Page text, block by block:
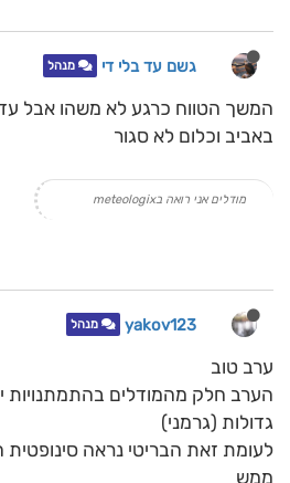
גשם עד בלי די מנהל
המשך הטווח כרגע לא משהו אבל
באביב וכלום לא סגור
מודלים אני רואה בmeteologix
yakov123 מנהל
ערב טוב
הערב חלק מהמודלים בהתמתנויות
גדולות (גרמני)
לעומת זאת הבריטי נראה סינופטית
ממש